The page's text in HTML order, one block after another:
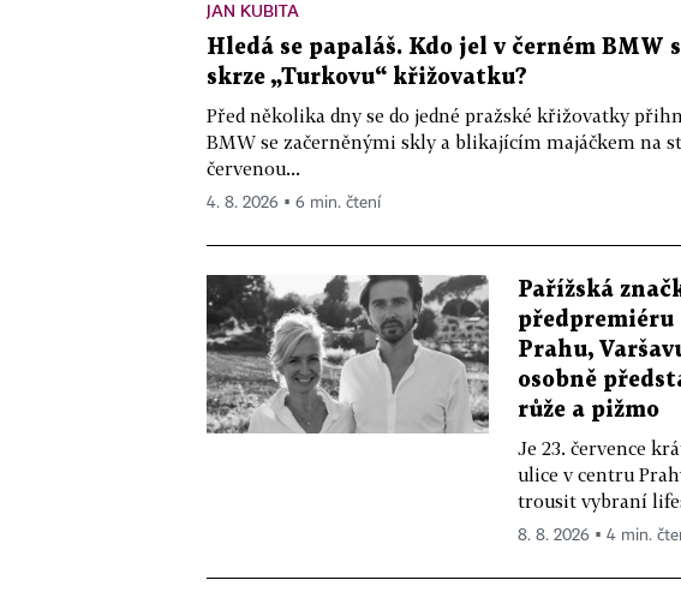
JAN KUBITA
Hledá se papaláš. Kdo jel v černém BMW
skrze „Turkovu“ křižovatku?
Před několika dny se do jedné pražské křižovatky
BMW se začerněnými skly a blikajícím majáčkem na
červenou...
4. 8. 2026 ▪ 6 min. čtení
Pařížská
Prahu,
osobně
růže a pižmo
Je 23. července
ulice v centru
trousit vybraní
8. 8. 2026 ▪ 4 min.